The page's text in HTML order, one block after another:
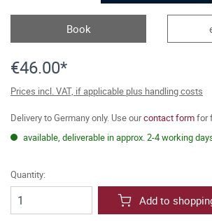
Book
€46.00*
Prices incl. VAT, if applicable plus handling costs
Delivery to Germany only. Use ourcontact formfor
available, deliverable in approx. 2-4 working
Quantity:
Add to